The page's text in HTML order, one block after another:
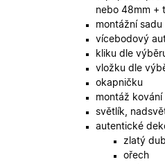
nebo 48mm +
montážní sadu
vícebodový
kliku dle
vložku dle
okapničku
montáž
světlík,
autentické
zlatý dub
ořech